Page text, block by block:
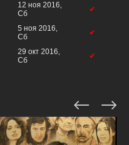
12 ноя 2016,
Сб
✔
5 ноя 2016,
Сб
✔
29 окт 2016,
Сб
✔